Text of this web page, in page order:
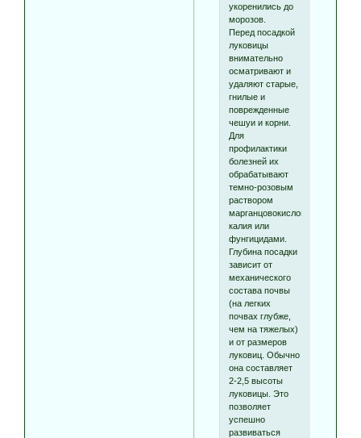
укоренились до
морозов.
Перед посадкой
луковицы
внимательно
осматривают и
удаляют старые,
гнилые и
поврежденные
чешуи и корни.
Для
профилактики
болезней их
обрабатывают
темно-розовым
раствором
марганцовокислого
калия или
фунгицидами.
Глубина посадки
зависит от
механического
состава почвы
(на легких
почвах глубже,
чем на тяжелых)
и от размеров
луковиц. Обычно
она составляет
2-2,5 высоты
луковицы. Это
позволяет
успешно
развиваться